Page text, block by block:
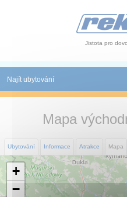
Jistota pro
Najít ubytování
Autobusové zájezdy
Skupiny a konference
Mapa
Ubytování Informace Atrakce Mapa
+
−